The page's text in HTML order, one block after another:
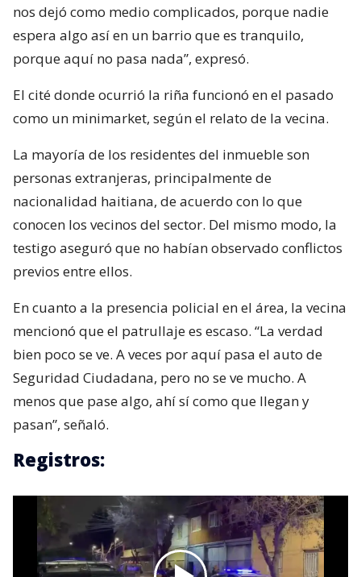
nos dejó como medio complicados, porque nadie
espera algo así en un barrio que es tranquilo,
porque aquí no pasa nada”, expresó.
El cité donde ocurrió la riña funcionó en el pasado
como un minimarket, según el relato de la vecina.
La mayoría de los residentes del inmueble son
personas extranjeras, principalmente de
nacionalidad haitiana, de acuerdo con lo que
conocen los vecinos del sector. Del mismo modo, la
testigo aseguró que no habían observado conflictos
previos entre ellos.
En cuanto a la presencia policial en el área, la vecina
mencionó que el patrullaje es escaso. “La verdad
bien poco se ve. A veces por aquí pasa el auto de
Seguridad Ciudadana, pero no se ve mucho. A
menos que pase algo, ahí sí como que llegan y
pasan”, señaló.
Registros: